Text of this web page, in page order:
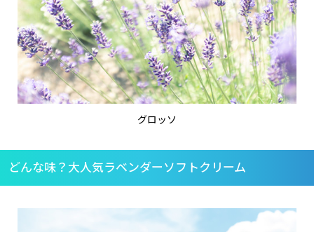
グロッソ
どんな味？大人気ラベンダーソフトクリーム